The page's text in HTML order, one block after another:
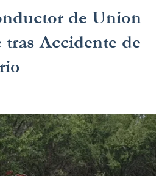
de Union
Accidente de